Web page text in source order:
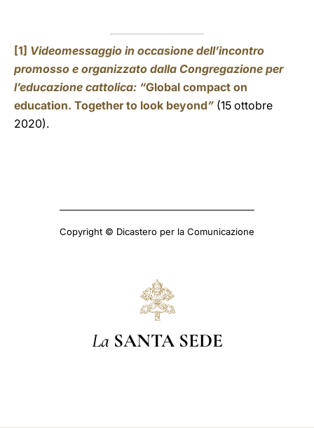
[1] Videomessaggio in occasione dell’incontro
promosso e organizzato dalla Congregazione per
l’educazione cattolica: “Global compact on
education. Together to look beyond” (15 ottobre
2020).
Copyright © Dicastero per la Comunicazione
La SANTA SEDE